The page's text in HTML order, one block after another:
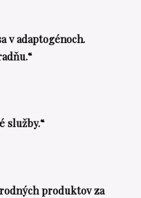
v adaptogénoch.
služby.“
produktov za